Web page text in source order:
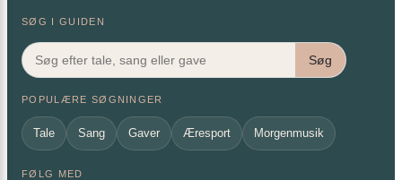
SØG I GUIDEN
Søg
POPULÆRE SØGNINGER
Tale Sang Gaver Æresport Morgenmusik
FØLG MED